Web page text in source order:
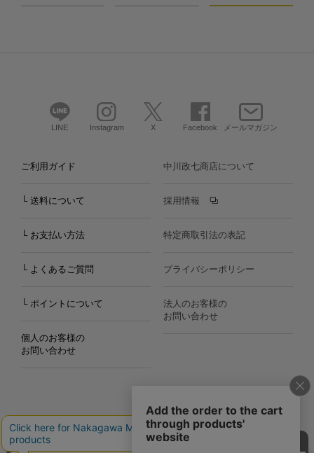
LINE Instagram X Facebook メールマガジン
ご利用ガイド
└ 送料について
└ お支払い方法
└ よくあるご質問
└ ポイントについて
個人のお客様の
お問い合わせ
中川政七商店について
採用情報
特定商取引法の表記
プライバシーポリシー
法人のお客様の
お問い合わせ